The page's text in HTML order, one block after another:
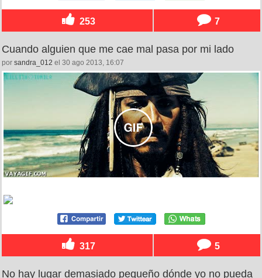
253 7
Cuando alguien que me cae mal pasa por mi lado
por sandra_012 el 30 ago 2013, 16:07
317 5
No hay lugar demasiado pequeño dónde yo no pueda